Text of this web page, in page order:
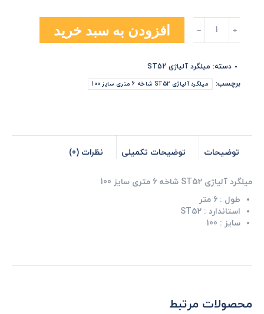
آلیاژی
ST52
6
متری
سایز
افزودن به سبد خرید
دسته: میلگرد آلیاژی ST52
برچسب:
میلگرد آلیاژی ST52 شاخه 6 متری سایز 100
توضیحات توضیحات تکمیلی نظرات (0)
میلگرد آلیاژی ST52 شاخه 6 متری سایز 100
طول : 6 متر
استاندارد : ST52
سایز : 100
محصولات مرتبط